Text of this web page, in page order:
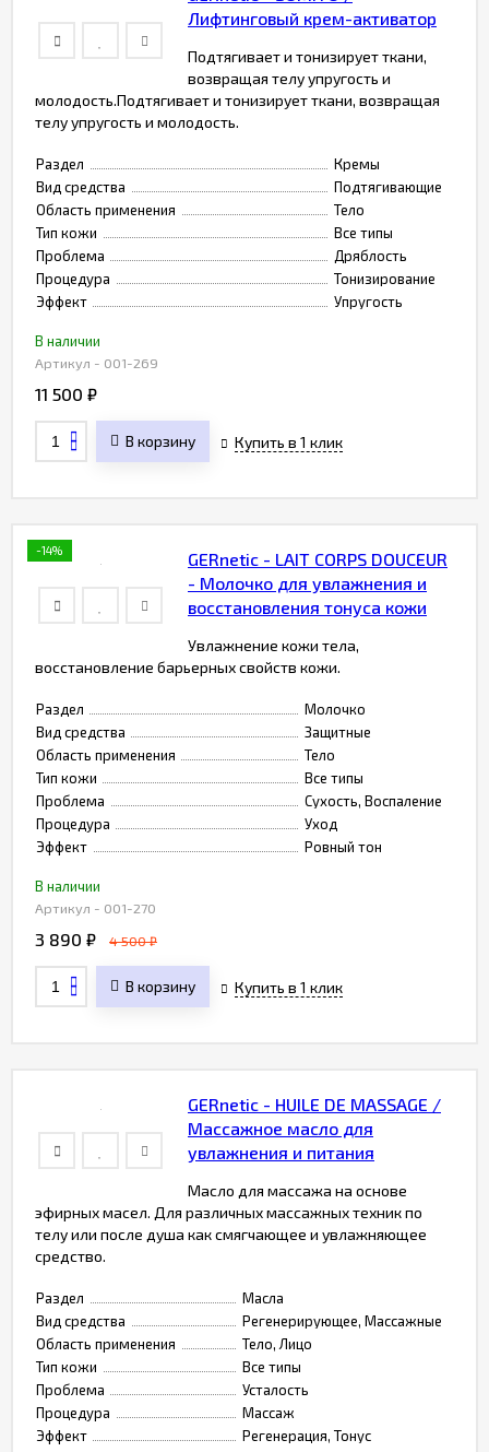
Лифтинговый крем-активатор
Подтягивает и тонизирует ткани,
возвращая телу упругость и
молодость.Подтягивает и тонизирует ткани, возвращая
телу упругость и молодость.
Раздел
Кремы
Вид средства
Подтягивающие
Область применения
Тело
Тип кожи
Все типы
Проблема
Дряблость
Процедура
Тонизирование
Эффект
Упругость
В наличии
Артикул - 001-269
11 500 ₽
В корзину Купить в 1 клик
-14%
GERnetic - LAIT CORPS DOUCEUR
- Молочко для увлажнения и
восстановления тонуса кожи
Увлажнение кожи тела,
восстановление барьерных свойств кожи.
Раздел
Молочко
Вид средства
Защитные
Область применения
Тело
Тип кожи
Все типы
Проблема
Сухость, Воспаление
Процедура
Уход
Эффект
Ровный тон
В наличии
Артикул - 001-270
3 890 ₽ 4 500₽
В корзину Купить в 1 клик
GERnetic - HUILE DE MASSAGE /
Массажное масло для
увлажнения и питания
Масло для массажа на основе
эфирных масел. Для различных массажных техник по
телу или после душа как смягчающее и увлажняющее
средство.
Раздел
Масла
Вид средства
Регенерирующее, Массажные
Область применения
Тело, Лицо
Тип кожи
Все типы
Проблема
Усталость
Процедура
Массаж
Эффект
Регенерация, Тонус